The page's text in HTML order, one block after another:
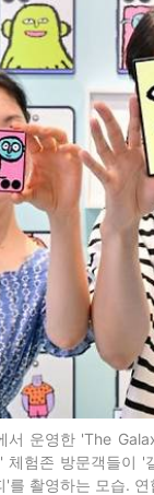
운영한 'The
험존 방문객들이
를 촬영하는 모습. 연